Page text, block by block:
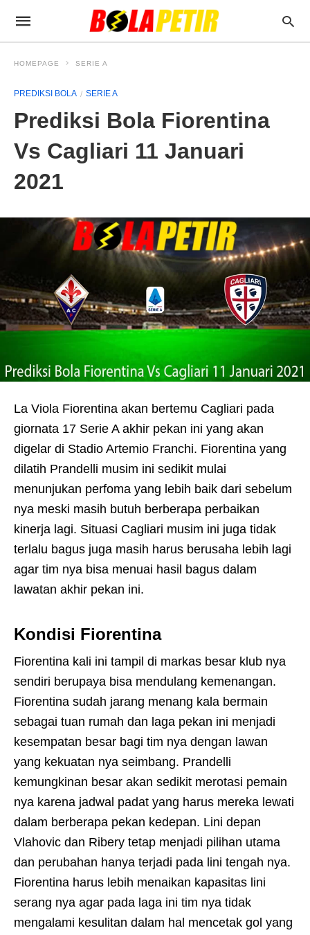
HOMEPAGE SERIE A
PREDIKSI BOLA SERIE A
Prediksi Bola Fiorentina
Vs Cagliari 11 Januari
2021
La Viola Fiorentina akan bertemu Cagliari pada
giornata 17 Serie A akhir pekan ini yang akan
digelar di Stadio Artemio Franchi. Fiorentina yang
dilatih Prandelli musim ini sedikit mulai
menunjukan perfoma yang lebih baik dari sebelum
nya meski masih butuh berberapa perbaikan
kinerja lagi. Situasi Cagliari musim ini juga tidak
terlalu bagus juga masih harus berusaha lebih lagi
agar tim nya bisa menuai hasil bagus dalam
lawatan akhir pekan ini.
Kondisi Fiorentina
Fiorentina kali ini tampil di markas besar klub nya
sendiri berupaya bisa mendulang kemenangan.
Fiorentina sudah jarang menang kala bermain
sebagai tuan rumah dan laga pekan ini menjadi
kesempatan besar bagi tim nya dengan lawan
yang kekuatan nya seimbang. Prandelli
kemungkinan besar akan sedikit merotasi pemain
nya karena jadwal padat yang harus mereka lewati
dalam berberapa pekan kedepan. Lini depan
Vlahovic dan Ribery tetap menjadi pilihan utama
dan perubahan hanya terjadi pada lini tengah nya.
Fiorentina harus lebih menaikan kapasitas lini
serang nya agar pada laga ini tim nya tidak
mengalami kesulitan dalam hal mencetak gol yang